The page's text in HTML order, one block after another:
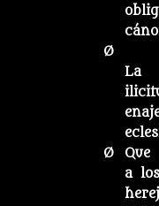
Ø
La
Ø Que
a